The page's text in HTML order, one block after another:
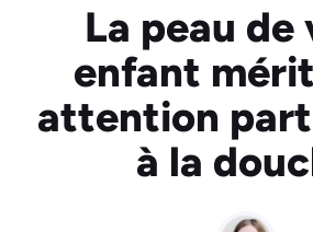
La peau de
enfant
attention
à la